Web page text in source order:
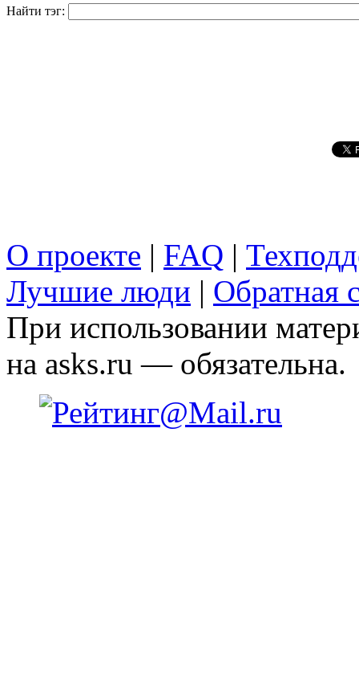
Найти тэг:
О проекте | FAQ |
Лучшие люди | Обратная
При использовании
на asks.ru — обязательна.